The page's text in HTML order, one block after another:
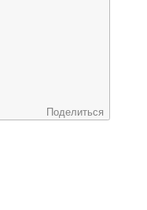
Поделиться